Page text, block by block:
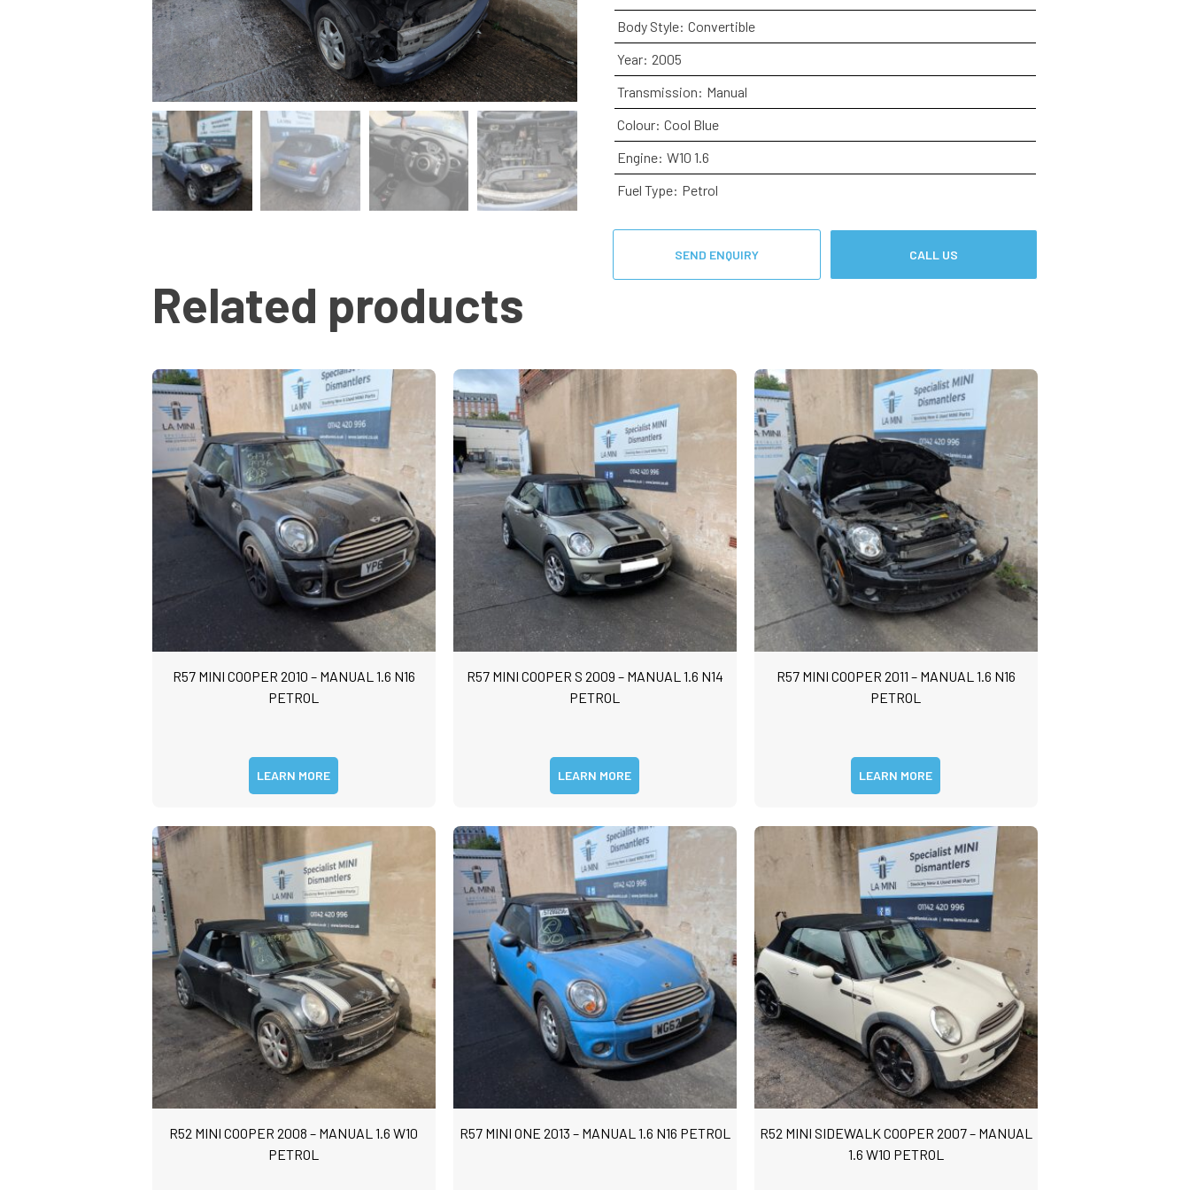
Body Style: Convertible
Year: 2005
Transmission: Manual
Colour: Cool Blue
Engine: W10 1.6
Fuel Type: Petrol
SEND ENQUIRY CALL US
Related products
R57 MINI COOPER 2010 – MANUAL 1.6 N16
PETROL
LEARN MORE
R57 MINI COOPER S 2009 – MANUAL 1.6 N14
PETROL
LEARN MORE
R57 MINI COOPER 2011 – MANUAL 1.6 N16
PETROL
LEARN MORE
R52 MINI COOPER 2008 – MANUAL 1.6 W10
PETROL
R57 MINI ONE 2013 – MANUAL 1.6 N16 PETROL
R52 MINI SIDEWALK COOPER 2007 – MANUAL
1.6 W10 PETROL